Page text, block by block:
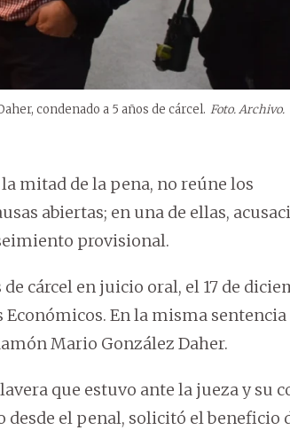
condenado a 5 años de cárcel. Foto. Archivo.
mitad de la pena, no reúne los
abiertas; en una de ellas,
provisional.
cárcel en juicio oral, el 17 de
En la misma sentencia
Mario González Daher.
que estuvo ante la jueza y su
el penal, solicitó el beneficio